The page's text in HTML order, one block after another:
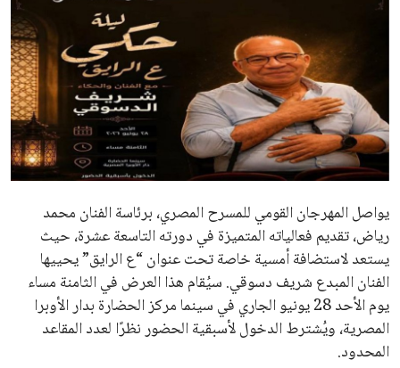
فن وثقافة
علوم وتكنولوجيا
المرأة والجمال
محافظات
يواصل المهرجان القومي للمسرح المصري، برئاسة الفنان محمد
رياض، تقديم فعالياته المتميزة في دورته التاسعة عشرة، حيث
يستعد لاستضافة أمسية خاصة تحت عنوان “ع الرايق” يحييها
الفنان المبدع شريف دسوقي. سيُقام هذا العرض في الثامنة مساء
يوم الأحد 28 يونيو الجاري في سينما مركز الحضارة بدار الأوبرا
المصرية، ويُشترط الدخول لأسبقية الحضور نظرًا لعدد المقاعد
المحدود.